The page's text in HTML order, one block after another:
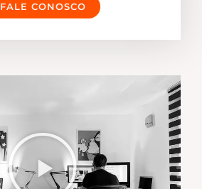
FALE CONOSCO